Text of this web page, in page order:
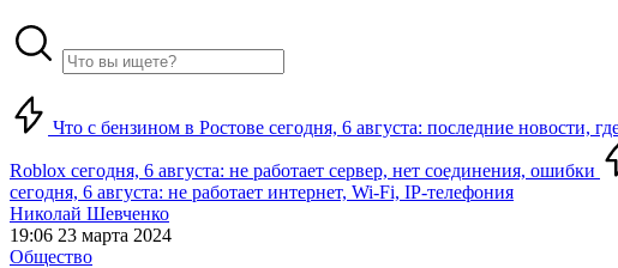
Что с бензином в Ростове сегодня, 6 августа: последние новости,
Roblox сегодня, 6 августа: не работает сервер, нет соединения, ошибки
сегодня, 6 августа: не работает интернет, Wi-Fi, IP-телефония
Николай Шевченко
19:06 23 марта 2024
Общество